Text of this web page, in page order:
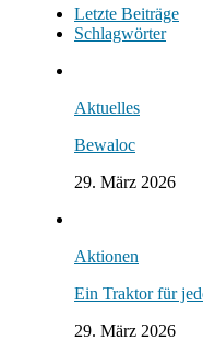
Letzte Beiträge
Schlagwörter
Aktuelles
Bewaloc
29. März 2026
Aktionen
Ein Traktor für
29. März 2026